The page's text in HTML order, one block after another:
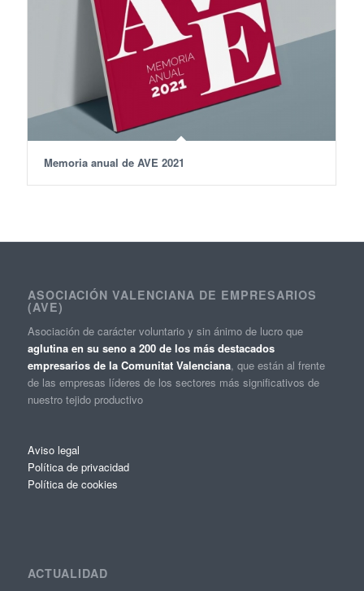
Memoria anual de AVE 2021
ASOCIACIÓN VALENCIANA DE EMPRESARIOS
(AVE)
Asociación de carácter voluntario y sin ánimo de lucro que
aglutina en su seno a 200 de los más destacados
empresarios de la Comunitat Valenciana, que están al frente
de las empresas líderes de los sectores más significativos de
nuestro tejido productivo
Aviso legal
Política de privacidad
Política de cookies
ACTUALIDAD